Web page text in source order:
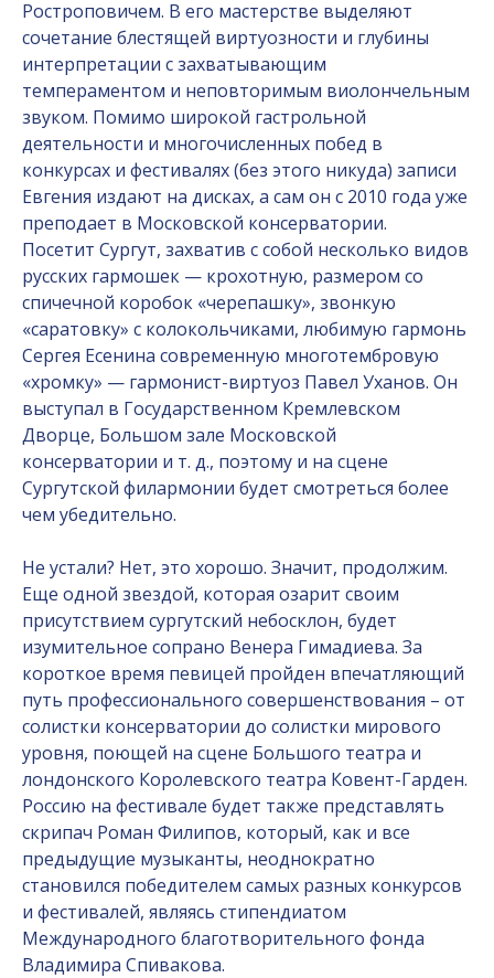
Ростроповичем. В его мастерстве выделяют
сочетание блестящей виртуозности и глубины
интерпретации с захватывающим
темпераментом и неповторимым виолончельным
звуком. Помимо широкой гастрольной
деятельности и многочисленных побед в
конкурсах и фестивалях (без этого никуда) записи
Евгения издают на дисках, а сам он с 2010 года уже
преподает в Московской консерватории.
Посетит Сургут, захватив с собой несколько видов
русских гармошек — крохотную, размером со
спичечной коробок «черепашку», звонкую
«саратовку» с колокольчиками, любимую гармонь
Сергея Есенина современную многотембровую
«хромку» — гармонист-виртуоз Павел Уханов. Он
выступал в Государственном Кремлевском
Дворце, Большом зале Московской
консерватории и т. д., поэтому и на сцене
Сургутской филармонии будет смотреться более
чем убедительно.
Не устали? Нет, это хорошо. Значит, продолжим.
Еще одной звездой, которая озарит своим
присутствием сургутский небосклон, будет
изумительное сопрано Венера Гимадиева. За
короткое время певицей пройден впечатляющий
путь профессионального совершенствования – от
солистки консерватории до солистки мирового
уровня, поющей на сцене Большого театра и
лондонского Королевского театра Ковент-Гарден.
Россию на фестивале будет также представлять
скрипач Роман Филипов, который, как и все
предыдущие музыканты, неоднократно
становился победителем самых разных конкурсов
и фестивалей, являясь стипендиатом
Международного благотворительного фонда
Владимира Спивакова.